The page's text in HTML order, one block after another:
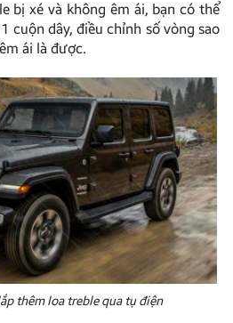
bị xé và không êm ái, bạn có thể
cuộn dây, điều chỉnh số vòng sao
ái là được.
thêm loa treble qua tụ điện